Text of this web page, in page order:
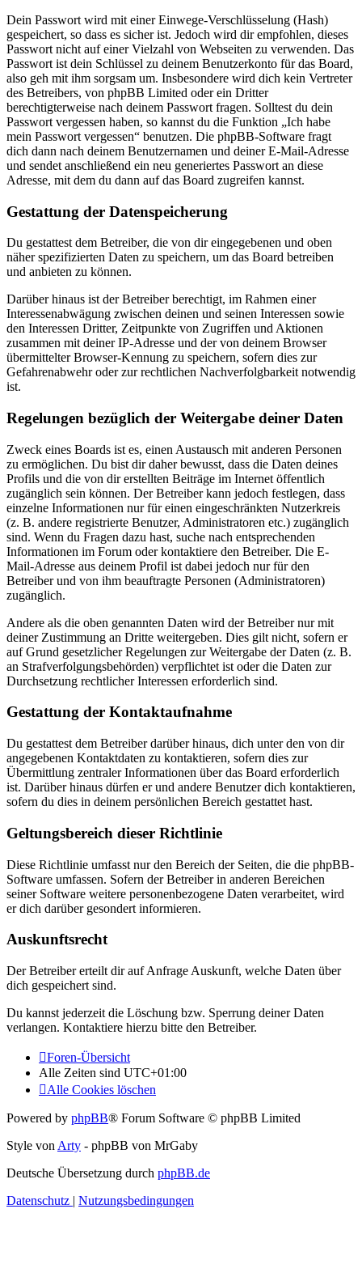
Dein Passwort wird mit einer Einwege-Verschlüsselung (Hash)
gespeichert, so dass es sicher ist. Jedoch wird dir empfohlen, dieses
Passwort nicht auf einer Vielzahl von Webseiten zu verwenden. Das
Passwort ist dein Schlüssel zu deinem Benutzerkonto für das Board,
also geh mit ihm sorgsam um. Insbesondere wird dich kein Vertreter
des Betreibers, von phpBB Limited oder ein Dritter
berechtigterweise nach deinem Passwort fragen. Solltest du dein
Passwort vergessen haben, so kannst du die Funktion „Ich habe
mein Passwort vergessen“ benutzen. Die phpBB-Software fragt
dich dann nach deinem Benutzernamen und deiner E-Mail-Adresse
und sendet anschließend ein neu generiertes Passwort an diese
Adresse, mit dem du dann auf das Board zugreifen kannst.
Gestattung der Datenspeicherung
Du gestattest dem Betreiber, die von dir eingegebenen und oben
näher spezifizierten Daten zu speichern, um das Board betreiben
und anbieten zu können.
Darüber hinaus ist der Betreiber berechtigt, im Rahmen einer
Interessenabwägung zwischen deinen und seinen Interessen sowie
den Interessen Dritter, Zeitpunkte von Zugriffen und Aktionen
zusammen mit deiner IP-Adresse und der von deinem Browser
übermittelter Browser-Kennung zu speichern, sofern dies zur
Gefahrenabwehr oder zur rechtlichen Nachverfolgbarkeit notwendig
ist.
Regelungen bezüglich der Weitergabe deiner Daten
Zweck eines Boards ist es, einen Austausch mit anderen Personen
zu ermöglichen. Du bist dir daher bewusst, dass die Daten deines
Profils und die von dir erstellten Beiträge im Internet öffentlich
zugänglich sein können. Der Betreiber kann jedoch festlegen, dass
einzelne Informationen nur für einen eingeschränkten Nutzerkreis
(z. B. andere registrierte Benutzer, Administratoren etc.) zugänglich
sind. Wenn du Fragen dazu hast, suche nach entsprechenden
Informationen im Forum oder kontaktiere den Betreiber. Die E-
Mail-Adresse aus deinem Profil ist dabei jedoch nur für den
Betreiber und von ihm beauftragte Personen (Administratoren)
zugänglich.
Andere als die oben genannten Daten wird der Betreiber nur mit
deiner Zustimmung an Dritte weitergeben. Dies gilt nicht, sofern er
auf Grund gesetzlicher Regelungen zur Weitergabe der Daten (z. B.
an Strafverfolgungsbehörden) verpflichtet ist oder die Daten zur
Durchsetzung rechtlicher Interessen erforderlich sind.
Gestattung der Kontaktaufnahme
Du gestattest dem Betreiber darüber hinaus, dich unter den von dir
angegebenen Kontaktdaten zu kontaktieren, sofern dies zur
Übermittlung zentraler Informationen über das Board erforderlich
ist. Darüber hinaus dürfen er und andere Benutzer dich kontaktieren,
sofern du dies in deinem persönlichen Bereich gestattet hast.
Geltungsbereich dieser Richtlinie
Diese Richtlinie umfasst nur den Bereich der Seiten, die die phpBB-
Software umfassen. Sofern der Betreiber in anderen Bereichen
seiner Software weitere personenbezogene Daten verarbeitet, wird
er dich darüber gesondert informieren.
Auskunftsrecht
Der Betreiber erteilt dir auf Anfrage Auskunft, welche Daten über
dich gespeichert sind.
Du kannst jederzeit die Löschung bzw. Sperrung deiner Daten
verlangen. Kontaktiere hierzu bitte den Betreiber.
Foren-Übersicht
Alle Zeiten sind UTC+01:00
Alle Cookies löschen
Powered by phpBB® Forum Software © phpBB Limited
Style von Arty - phpBB von MrGaby
Deutsche Übersetzung durch phpBB.de
Datenschutz | Nutzungsbedingungen